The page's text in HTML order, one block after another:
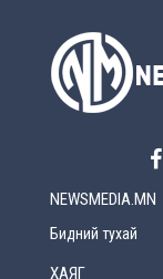
NEWSMEDIA.MN
Бидний тухай
ХАЯГ